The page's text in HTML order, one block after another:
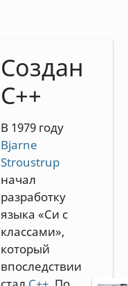
Создан
C++
В 1979 году
Bjarne
Stroustrup
начал
разработку
языка «Си с
классами»,
который
впоследствии